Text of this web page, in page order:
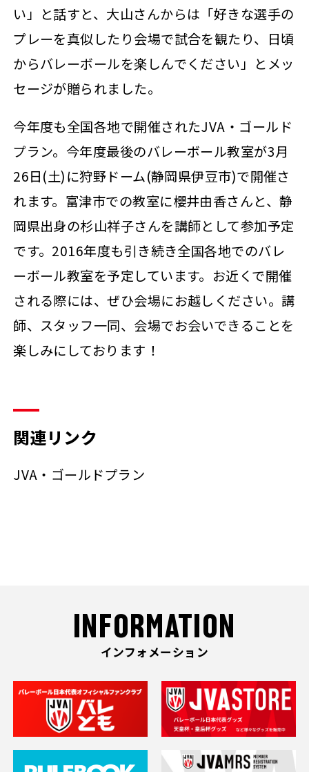
い」と話すと、大山さんからは「好きな選手の
プレーを真似したり会場で試合を観たり、日頃
からバレーボールを楽しんでください」とメッ
セージが贈られました。
今年度も全国各地で開催されたJVA・ゴールド
プラン。今年度最後のバレーボール教室が3月
26日(土)に狩野ドーム(静岡県伊豆市)で開催さ
れます。富津市での教室に櫻井由香さんと、静
岡県出身の杉山祥子さんを講師として参加予定
です。2016年度も引き続き全国各地でのバレ
ーボール教室を予定しています。お近くで開催
される際には、ぜひ会場にお越しください。講
師、スタッフ一同、会場でお会いできることを
楽しみにしております！
関連リンク
JVA・ゴールドプラン
INFORMATION
インフォメーション